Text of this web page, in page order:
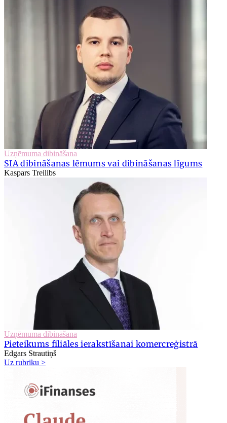
Uzņēmuma dibināšana
SIA dibināšanas lēmums vai dibināšanas līgums
Kaspars Treilibs
Uzņēmuma dibināšana
Pieteikums filiāles ierakstīšanai komercreģistrā
Edgars Strautiņš
Uz rubriku >